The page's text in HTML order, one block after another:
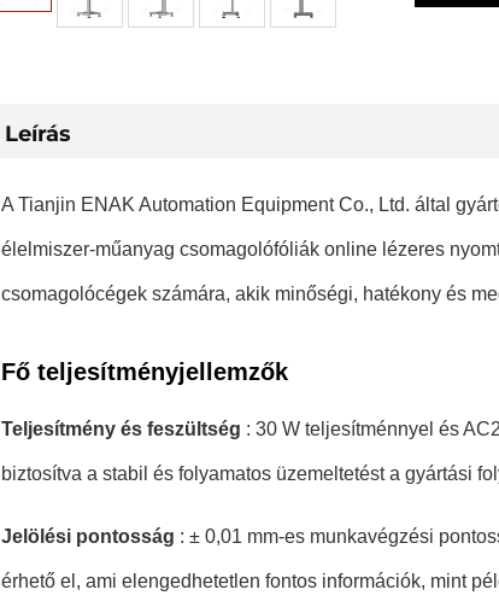
Leírás
A Tianjin ENAK Automation Equipment Co., Ltd. által
élelmiszer-műanyag csomagolófóliák online lézeres
csomagolócégek számára, akik minőségi, hatékony és
Fő teljesítményjellemzők
Teljesítmény és feszültség : 30 W teljesítménnyel és
biztosítva a stabil és folyamatos üzemeltetést a gyártási
Jelölési pontosság : ± 0,01 mm-es munkavégzési
érhető el, ami elengedhetetlen fontos információk, mint